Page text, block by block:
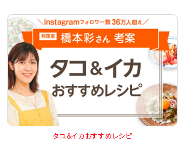
タコ＆イカおすすめレシピ